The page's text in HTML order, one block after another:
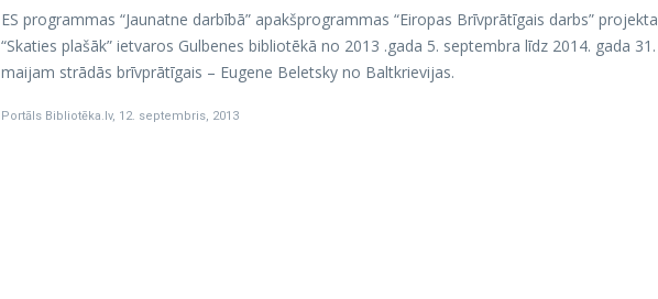
ES programmas “Jaunatne darbībā” apakšprogrammas “Eiropas Brīvprātīgais darbs” projekta
“Skaties plašāk” ietvaros Gulbenes bibliotēkā no 2013 .gada 5. septembra līdz 2014. gada 31.
maijam strādās brīvprātīgais – Eugene Beletsky no Baltkrievijas.
Portāls Bibliotēka.lv, 12. septembris, 2013